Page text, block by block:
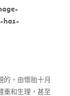
has-
的，由懷胎十月
重和生理，甚至